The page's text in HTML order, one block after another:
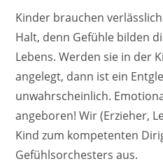
Kinder brauchen
Halt, denn Gefühle bilden
Lebens. Werden sie in der
angelegt, dann ist ein
unwahrscheinlich.
angeboren! Wir (Erzieher,
Kind zum kompetenten
Gefühlsorchesters aus.